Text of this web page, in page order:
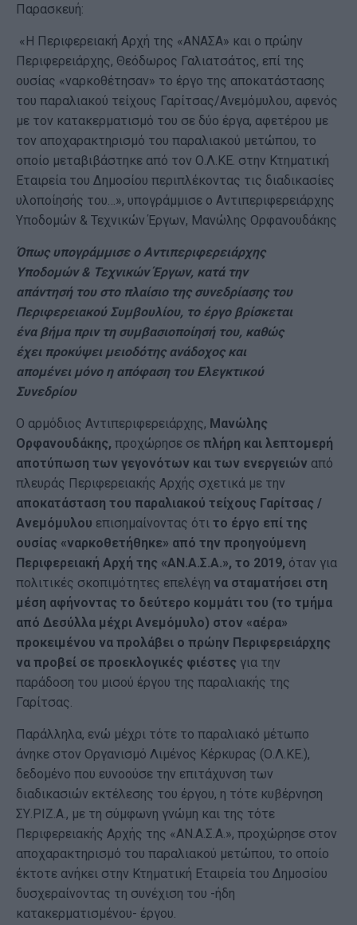
Παρασκευή:
«Η Περιφερειακή Αρχή της «ΑΝΑΣΑ» και ο πρώην
Περιφερειάρχης, Θεόδωρος Γαλιατσάτος, επί της
ουσίας «ναρκοθέτησαν» το έργο της αποκατάστασης
του παραλιακού τείχους Γαρίτσας/Ανεμόμυλου, αφενός
με τον κατακερματισμό του σε δύο έργα, αφετέρου με
τον αποχαρακτηρισμό του παραλιακού μετώπου, το
οποίο μεταβιβάστηκε από τον Ο.Λ.ΚΕ. στην Κτηματική
Εταιρεία του Δημοσίου περιπλέκοντας τις διαδικασίες
υλοποίησής του…», υπογράμμισε ο Αντιπεριφερειάρχης
Υποδομών & Τεχνικών Έργων, Μανώλης Ορφανουδάκης
Όπως υπογράμμισε ο Αντιπεριφερειάρχης
Υποδομών & Τεχνικών Έργων, κατά την
απάντησή του στο πλαίσιο της συνεδρίασης του
Περιφερειακού Συμβουλίου, το έργο βρίσκεται
ένα βήμα πριν τη συμβασιοποίησή του, καθώς
έχει προκύψει μειοδότης ανάδοχος και
απομένει μόνο η απόφαση του Ελεγκτικού
Συνεδρίου
Ο αρμόδιος Αντιπεριφερειάρχης, Μανώλης
Ορφανουδάκης, προχώρησε σε πλήρη και λεπτομερή
αποτύπωση των γεγονότων και των ενεργειών από
πλευράς Περιφερειακής Αρχής σχετικά με την
αποκατάσταση του παραλιακού τείχους Γαρίτσας /
Ανεμόμυλου επισημαίνοντας ότι το έργο επί της
ουσίας «ναρκοθετήθηκε» από την προηγούμενη
Περιφερειακή Αρχή της «ΑΝ.Α.Σ.Α.», το 2019, όταν για
πολιτικές σκοπιμότητες επελέγη να σταματήσει στη
μέση αφήνοντας το δεύτερο κομμάτι του (το τμήμα
από Δεσύλλα μέχρι Ανεμόμυλο) στον «αέρα»
προκειμένου να προλάβει ο πρώην Περιφερειάρχης
να προβεί σε προεκλογικές φιέστες για την
παράδοση του μισού έργου της παραλιακής της
Γαρίτσας.
Παράλληλα, ενώ μέχρι τότε το παραλιακό μέτωπο
άνηκε στον Οργανισμό Λιμένος Κέρκυρας (Ο.Λ.ΚΕ.),
δεδομένο που ευνοούσε την επιτάχυνση των
διαδικασιών εκτέλεσης του έργου, η τότε κυβέρνηση
ΣΥ.ΡΙΖ.Α., με τη σύμφωνη γνώμη και της τότε
Περιφερειακής Αρχής της «ΑΝ.Α.Σ.Α.», προχώρησε στον
αποχαρακτηρισμό του παραλιακού μετώπου, το οποίο
έκτοτε ανήκει στην Κτηματική Εταιρεία του Δημοσίου
δυσχεραίνοντας τη συνέχιση του -ήδη
κατακερματισμένου- έργου.